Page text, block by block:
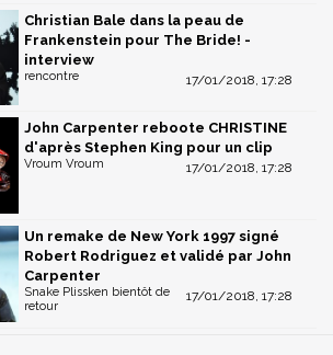
Christian Bale dans la peau de
Frankenstein pour The Bride! -
interview
17/01/2018, 17:28
rencontre
John Carpenter reboote CHRISTINE
d'après Stephen King pour un clip
17/01/2018, 17:28
Vroum Vroum
Un remake de New York 1997 signé
Robert Rodriguez et validé par John
Carpenter
17/01/2018, 17:28
Snake Plissken bientôt de
retour